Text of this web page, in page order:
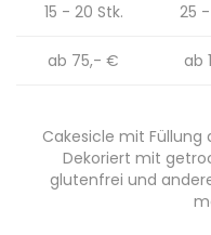
15 - 20 Stk. 25
ab 75,- € ab
Cakesicle mit Füllung
Dekoriert mit
glutenfrei und